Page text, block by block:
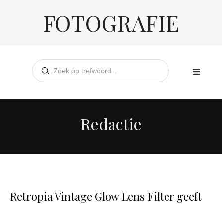
FOTOGRAFIE
Redactie
Retropia Vintage Glow Lens Filter geeft